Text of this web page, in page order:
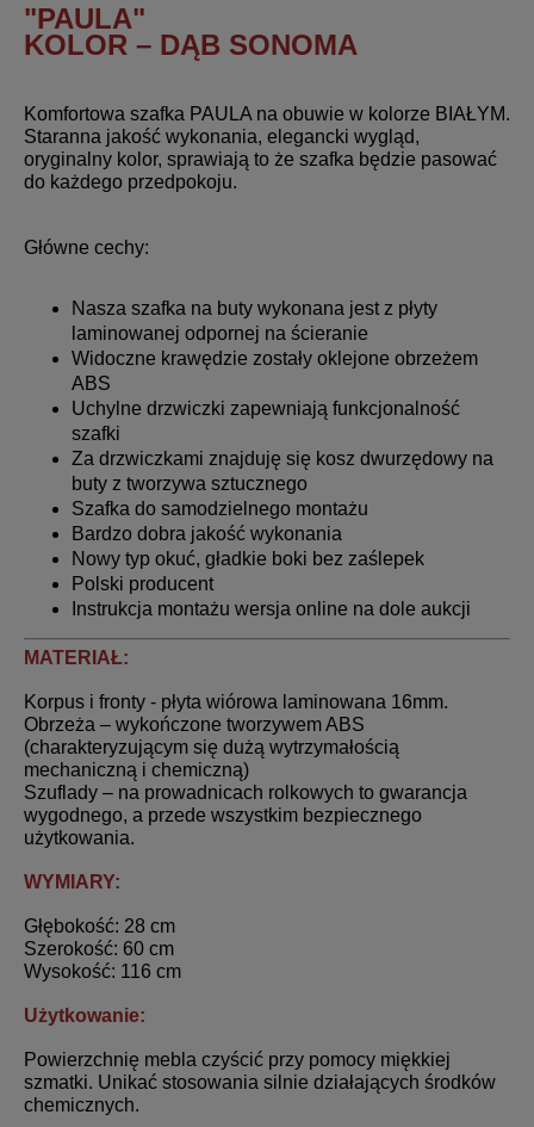
"PAULA"
KOLOR – DĄB SONOMA
Komfortowa szafka PAULA na obuwie w kolorze BIAŁYM.
Staranna jakość wykonania, elegancki wygląd,
oryginalny kolor, sprawiają to że szafka będzie pasować
do każdego przedpokoju.
Główne cechy:
Nasza szafka na buty wykonana jest z płyty
laminowanej odpornej na ścieranie
Widoczne krawędzie zostały oklejone obrzeżem
ABS
Uchylne drzwiczki zapewniają funkcjonalność
szafki
Za drzwiczkami znajduję się kosz dwurzędowy na
buty z tworzywa sztucznego
Szafka do samodzielnego montażu
Bardzo dobra jakość wykonania
Nowy typ okuć, gładkie boki bez zaślepek
Polski producent
Instrukcja montażu wersja online na dole aukcji
MATERIAŁ:
Korpus i fronty - płyta wiórowa laminowana 16mm.
Obrzeża – wykończone tworzywem ABS
(charakteryzującym się dużą wytrzymałością
mechaniczną i chemiczną)
Szuflady – na prowadnicach rolkowych to gwarancja
wygodnego, a przede wszystkim bezpiecznego
użytkowania.
WYMIARY:
Głębokość: 28 cm
Szerokość: 60 cm
Wysokość: 116 cm
Użytkowanie:
Powierzchnię mebla czyścić przy pomocy miękkiej
szmatki. Unikać stosowania silnie działających środków
chemicznych.